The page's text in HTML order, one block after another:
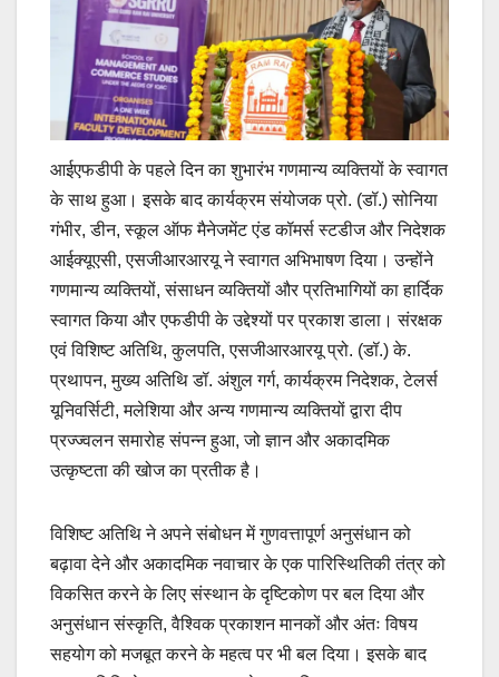
आईएफडीपी के पहले दिन का शुभारंभ गणमान्य व्यक्तियों के स्वागत
के साथ हुआ। इसके बाद कार्यक्रम संयोजक प्रो. (डॉ.) सोनिया
गंभीर, डीन, स्कूल ऑफ मैनेजमेंट एंड कॉमर्स स्टडीज और निदेशक
आईक्यूएसी, एसजीआरआरयू ने स्वागत अभिभाषण दिया। उन्होंने
गणमान्य व्यक्तियों, संसाधन व्यक्तियों और प्रतिभागियों का हार्दिक
स्वागत किया और एफडीपी के उद्देश्यों पर प्रकाश डाला। संरक्षक
एवं विशिष्ट अतिथि, कुलपति, एसजीआरआरयू प्रो. (डॉ.) के.
प्रथापन, मुख्य अतिथि डॉ. अंशुल गर्ग, कार्यक्रम निदेशक, टेलर्स
यूनिवर्सिटी, मलेशिया और अन्य गणमान्य व्यक्तियों द्वारा दीप
प्रज्ज्वलन समारोह संपन्न हुआ, जो ज्ञान और अकादमिक
उत्कृष्टता की खोज का प्रतीक है।
विशिष्ट अतिथि ने अपने संबोधन में गुणवत्तापूर्ण अनुसंधान को
बढ़ावा देने और अकादमिक नवाचार के एक पारिस्थितिकी तंत्र को
विकसित करने के लिए संस्थान के दृष्टिकोण पर बल दिया और
अनुसंधान संस्कृति, वैश्विक प्रकाशन मानकों और अंतः विषय
सहयोग को मजबूत करने के महत्व पर भी बल दिया। इसके बाद